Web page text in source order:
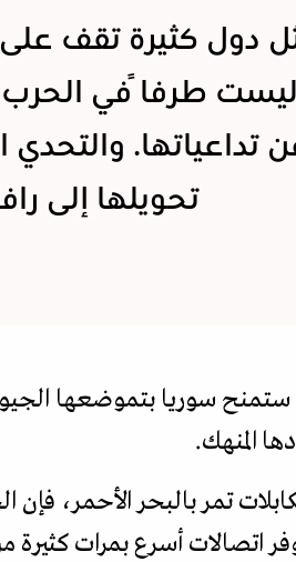
دول كثيرة تقف
ليست طرفاً في
تداعياتها.
تحويلها إلى
سوريا بتموضعها
المنهك.
تمر بالبحر الأحمر،
اتصالات أسرع بمرات كثيرة